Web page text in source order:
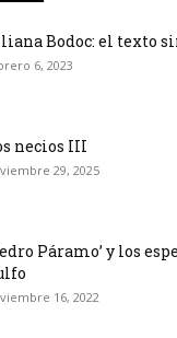
Bodoc: el texto
6, 2023
necios III
29, 2025
Páramo’ y los
16, 2022